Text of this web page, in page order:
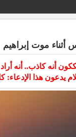
موت إبراهيم
أنه كاذب.. أنه
يدعون هذا